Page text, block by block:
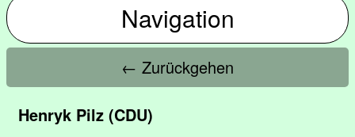
Navigation
← Zurückgehen
Henryk Pilz (CDU)